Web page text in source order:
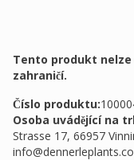
Tento produkt
zahraničí.
Číslo produktu:
Osoba uvádějící na
Strasse 17, 66957